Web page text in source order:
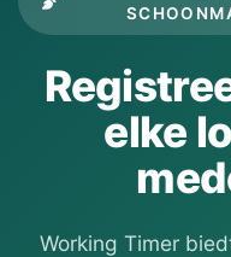
elke
Working Timer